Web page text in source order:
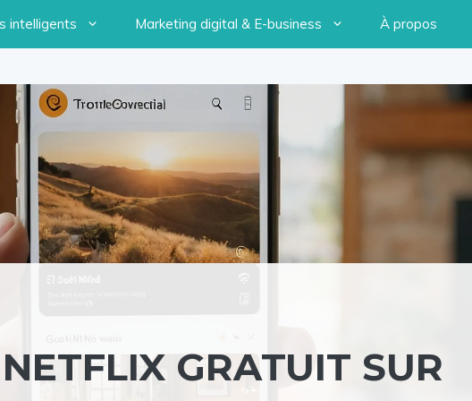
intelligents Marketing digital & E-business À propos
GRATUIT SUR